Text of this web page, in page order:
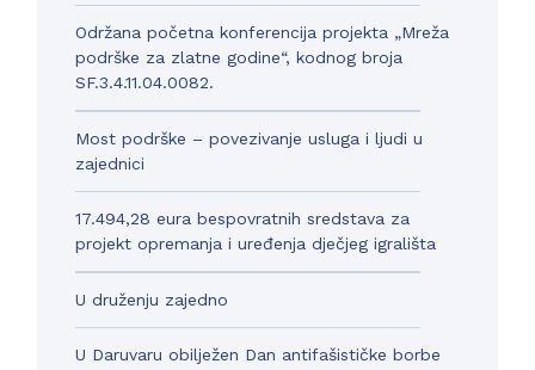
Održana početna konferencija projekta „Mreža
podrške za zlatne godine“, kodnog broja
SF.3.4.11.04.0082.
Most podrške – povezivanje usluga i ljudi u
zajednici
17.494,28 eura bespovratnih sredstava za
projekt opremanja i uređenja dječjeg igrališta
U druženju zajedno
U Daruvaru obilježen Dan antifašističke borbe